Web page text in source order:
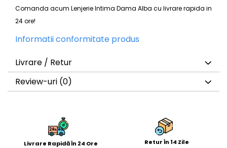
Comanda acum Lenjerie Intima Dama Alba cu livrare rapida in
24 ore!
Informatii conformitate produs
Livrare / Retur
Review-uri (0)
Livrare Rapidă În 24 Ore Retur În 14 Zile